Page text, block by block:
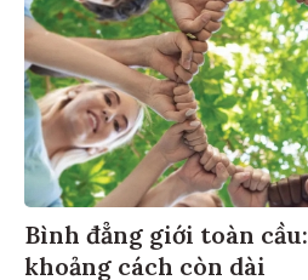
Bình đẳng giới toàn
khoảng cách còn dài